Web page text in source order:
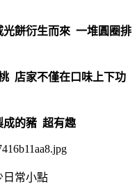
餅衍生而來 一堆圓圈排
店家不僅在口味上下功
成的豬 超有趣
日常小點